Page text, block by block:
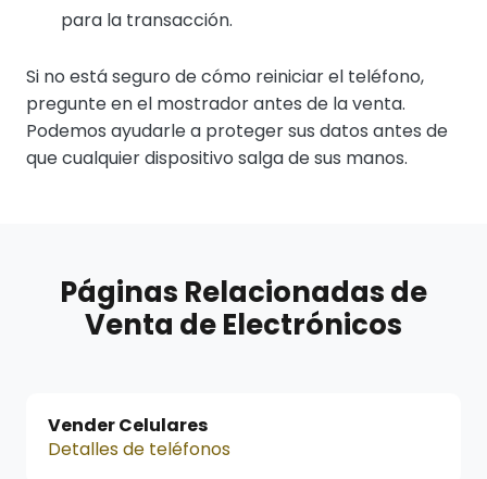
para la transacción.
Si no está seguro de cómo reiniciar el teléfono,
pregunte en el mostrador antes de la venta.
Podemos ayudarle a proteger sus datos antes de
que cualquier dispositivo salga de sus manos.
Páginas Relacionadas de
Venta de Electrónicos
Vender Celulares
Detalles de teléfonos